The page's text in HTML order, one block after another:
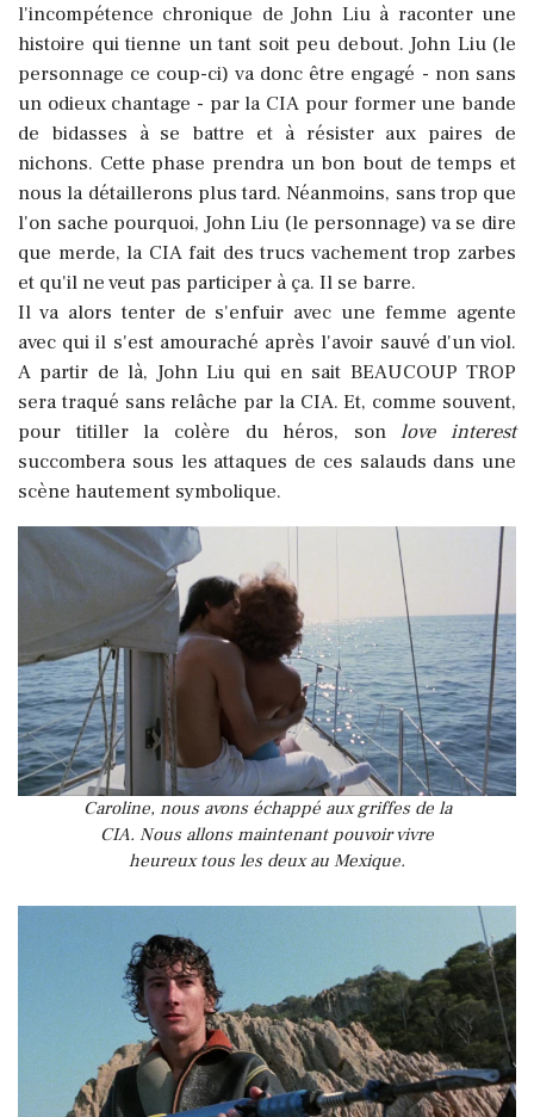
l'incompétence chronique de John Liu à raconter une
histoire qui tienne un tant soit peu debout. John Liu (le
personnage ce coup-ci) va donc être engagé - non sans
un odieux chantage - par la CIA pour former une bande
de bidasses à se battre et à résister aux paires de
nichons. Cette phase prendra un bon bout de temps et
nous la détaillerons plus tard. Néanmoins, sans trop que
l'on sache pourquoi, John Liu (le personnage) va se dire
que merde, la CIA fait des trucs vachement trop zarbes
et qu'il ne veut pas participer à ça. Il se barre.
Il va alors tenter de s'enfuir avec une femme agente
avec qui il s'est amouraché après l'avoir sauvé d'un viol.
A partir de là, John Liu qui en sait BEAUCOUP TROP
sera traqué sans relâche par la CIA. Et, comme souvent,
pour titiller la colère du héros, sonlove interest
succombera sous les attaques de ces salauds dans une
scène hautement symbolique.
Caroline, nous avons échappé aux griffes de la
CIA. Nous allons maintenant pouvoir vivre
heureux tous les deux au Mexique.